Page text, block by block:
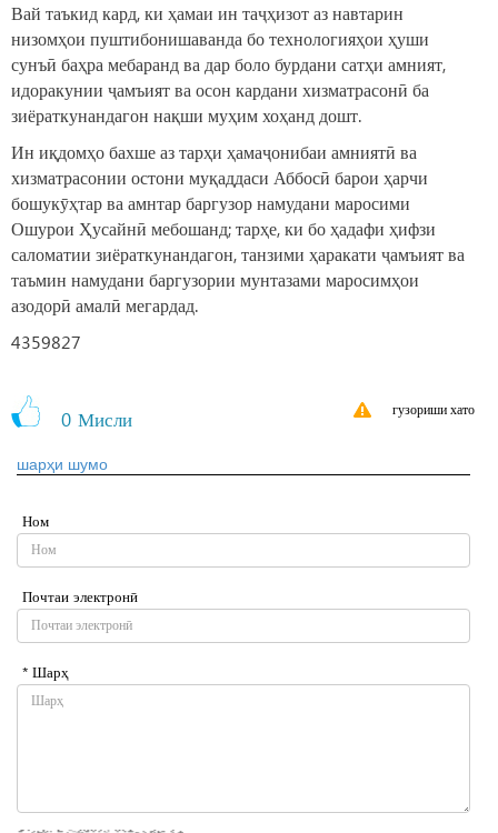
Вай таъкид кард, ки ҳамаи ин таҷҳизот аз навтарин
низомҳои пуштибонишаванда бо технологияҳои ҳуши
сунъӣ баҳра мебаранд ва дар боло бурдани сатҳи амният,
идоракунии ҷамъият ва осон кардани хизматрасонӣ ба
зиёраткунандагон нақши муҳим хоҳанд дошт.
Ин иқдомҳо бахше аз тарҳи ҳамаҷонибаи амниятӣ ва
хизматрасонии остони муқаддаси Аббосӣ барои ҳарчи
бошукӯҳтар ва амнтар баргузор намудани маросими
Ошурои Ҳусайнӣ мебошанд; тарҳе, ки бо ҳадафи ҳифзи
саломатии зиёраткунандагон, танзими ҳаракати ҷамъият ва
таъмин намудани баргузории мунтазами маросимҳои
азодорӣ амалӣ мегардад.
4359827
0 Мисли гузориши хато
шарҳи шумо
Ном
Почтаи электронӣ
* Шарҳ